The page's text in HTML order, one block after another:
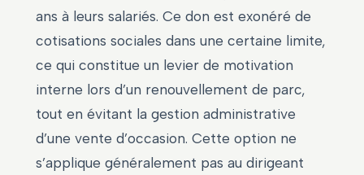
ans à leurs salariés. Ce don est exonéré de
cotisations sociales dans une certaine limite,
ce qui constitue un levier de motivation
interne lors d’un renouvellement de parc,
tout en évitant la gestion administrative
d’une vente d’occasion. Cette option ne
s’applique généralement pas au dirigeant